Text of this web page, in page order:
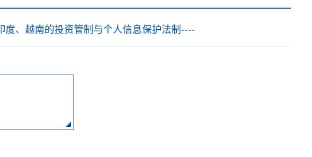
度、越南的投资管制与个人信息保护法制----